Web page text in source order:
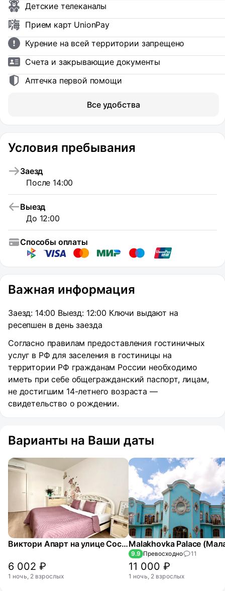
Детские телеканалы
Прием карт UnionPay
Курение на всей территории запрещено
Счета и закрывающие документы
Аптечка первой помощи
Все удобства
Условия пребывания
Заезд
После 14:00
Выезд
До 12:00
Способы оплаты
Важная информация
Заезд: 14:00 Выезд: 12:00 Ключи выдают на
ресепшен в день заезда
Согласно правилам предоставления гостиничных
услуг в РФ для заселения в гостиницы на
территории РФ гражданам России необходимо
иметь при себе общегражданский паспорт, лицам,
не достигшим 14-летнего возраста —
свидетельство о рождении.
Варианты на Ваши даты
Виктори Апарт на улице Сосновая 1к3
6 002 ₽
1 ночь, 2 взрослых
9.9 Превосходно 11
11 000 ₽
1 ночь, 2 взрослых